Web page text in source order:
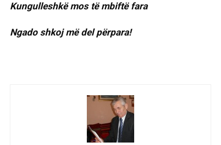
Kungulleshkë mos të mbiftë fara
Ngado shkoj më del përpara!